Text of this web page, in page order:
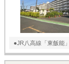
●JR八高線「東飯能